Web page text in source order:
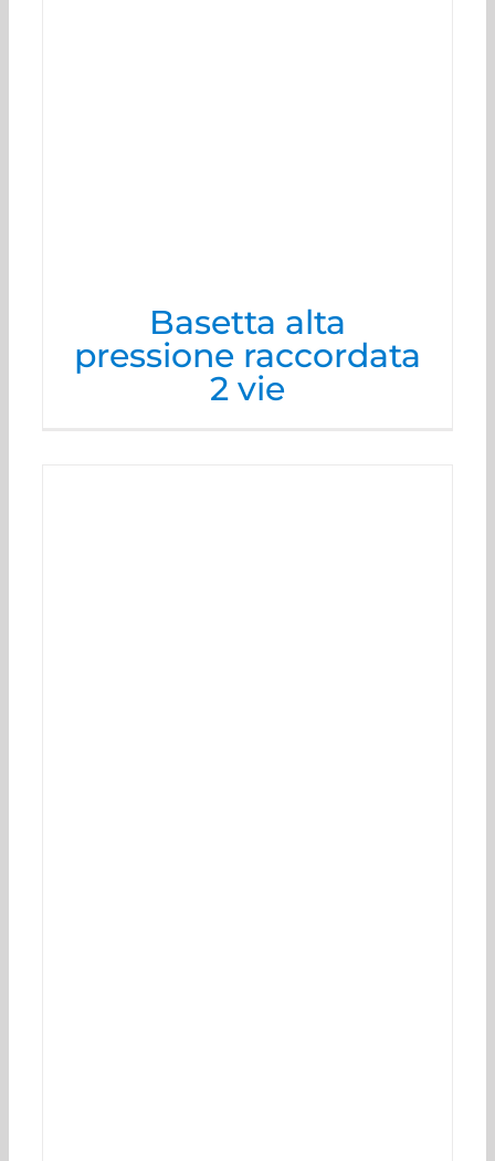
Basetta alta
pressione raccordata
2 vie